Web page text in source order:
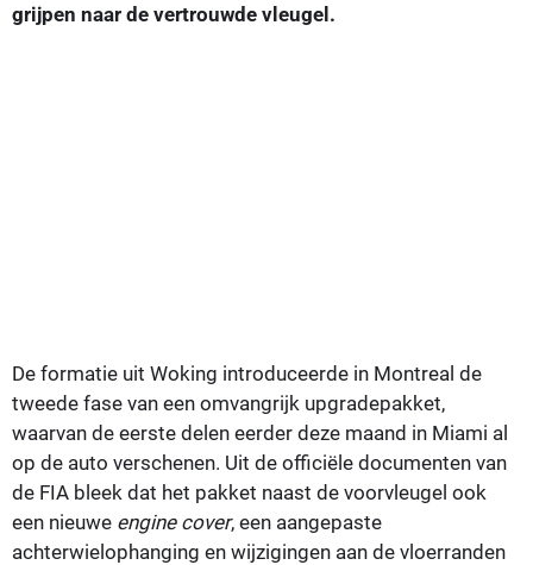
grijpen naar de vertrouwde vleugel.
De formatie uit Woking introduceerde in Montreal de
tweede fase van een omvangrijk upgradepakket,
waarvan de eerste delen eerder deze maand in Miami al
op de auto verschenen. Uit de officiële documenten van
de FIA bleek dat het pakket naast de voorvleugel ook
een nieuwe engine cover, een aangepaste
achterwielophanging en wijzigingen aan de vloerranden